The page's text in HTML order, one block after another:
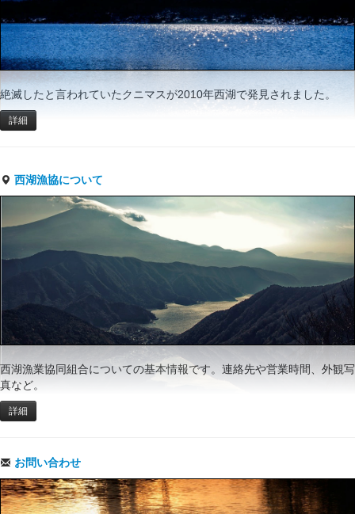
絶滅したと言われていたクニマスが2010年西湖で発見されました。
詳細
西湖漁協について
西湖漁業協同組合についての基本情報です。連絡先や営業時間、外観写
真など。
詳細
お問い合わせ